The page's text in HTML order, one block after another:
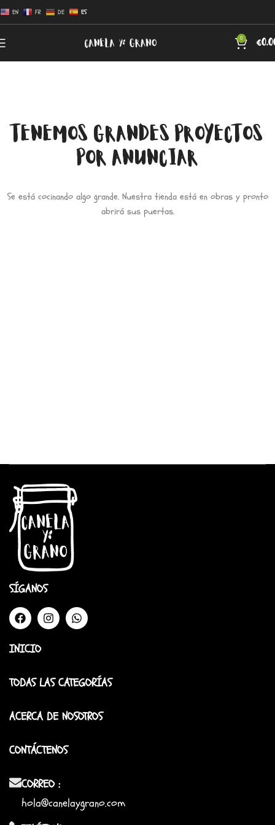
EN FR DE ES
0 €
TENEMOS GRANDES PROYECTOS
POR ANUNCIAR
Se está cocinando algo grande. Nuestra tienda está en obras y pronto
abrirá sus puertas.
SÍGANOS
INICIO
TODAS LAS CATEGORÍAS
ACERCA DE NOSOTROS
CONTÁCTENOS
CORREO :
hola@canelaygrano.com